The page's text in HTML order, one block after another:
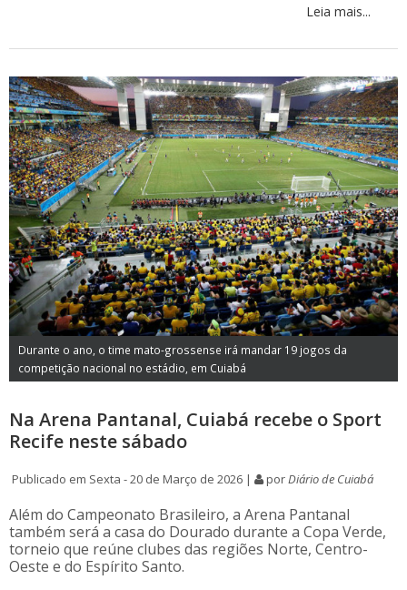
Leia mais...
Durante o ano, o time mato-grossense irá mandar 19 jogos da
competição nacional no estádio, em Cuiabá
Na Arena Pantanal, Cuiabá recebe o Sport
Recife neste sábado
Publicado em Sexta - 20 de Março de 2026 | porDiário de Cuiabá
Além do Campeonato Brasileiro, a Arena Pantanal
também será a casa do Dourado durante a Copa Verde,
torneio que reúne clubes das regiões Norte, Centro-
Oeste e do Espírito Santo.